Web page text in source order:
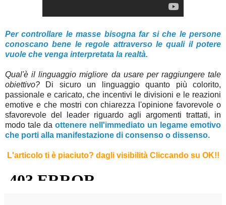
Per controllare le masse bisogna far si che le persone
conoscano bene le regole attraverso le quali il potere
vuole che venga interpretata la realtà.
Qual'è il linguaggio migliore da usare per raggiungere tale
obiettivo? Di sicuro un linguaggio quanto più colorito,
passionale e caricato, che incentivi le divisioni e le reazioni
emotive e che mostri con chiarezza l'opinione favorevole o
sfavorevole del leader riguardo agli argomenti trattati, in
modo tale da ottenere nell'immediato un legame emotivo
che porti alla manifestazione di consenso o dissenso.
L'articolo ti è piaciuto? dagli visibilità Cliccando su OK!!